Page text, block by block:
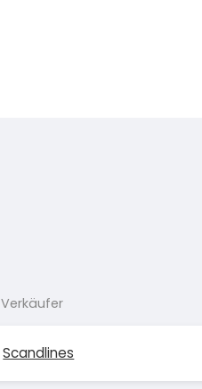
Verkäufer
Scandlines